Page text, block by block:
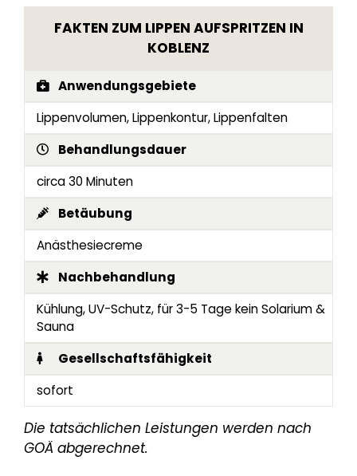
FAKTEN ZUM LIPPEN AUFSPRITZEN IN
KOBLENZ
Anwendungsgebiete
Lippenvolumen, Lippenkontur, Lippenfalten
Behandlungsdauer
circa 30 Minuten
Betäubung
Anästhesiecreme
Nachbehandlung
Kühlung, UV-Schutz, für 3-5 Tage kein Solarium &
Sauna
Gesellschaftsfähigkeit
sofort
Die tatsächlichen Leistungen werden nach
GOÄ abgerechnet.